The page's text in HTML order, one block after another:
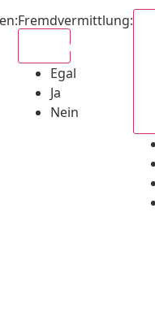
:Fremdvermittlung:
Egal
Ja
Nein